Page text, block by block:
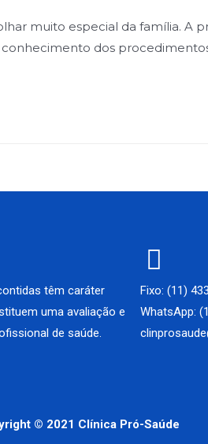
muito especial da família. A
dos
têm caráter
uma avaliação e
de saúde.
Fixo: (11)
WhatsApp:
© 2021 Clínica Pró-Saúde